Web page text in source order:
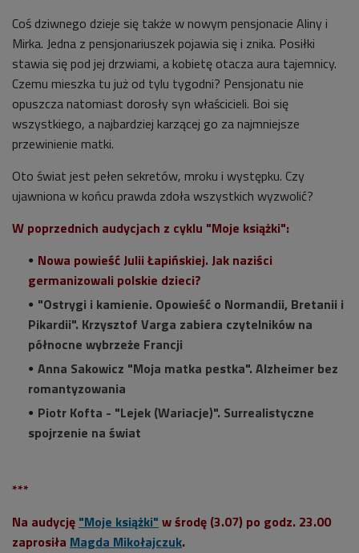
Coś dziwnego dzieje się także w nowym pensjonacie Aliny i
Mirka. Jedna z pensjonariuszek pojawia się i znika. Posiłki
stawia się pod jej drzwiami, a kobietę otacza aura tajemnicy.
Czemu mieszka tu już od tylu tygodni? Pensjonatu nie
opuszcza natomiast dorosły syn właścicieli. Boi się
wszystkiego, a najbardziej karzącej go za najmniejsze
przewinienie matki.
Oto świat jest pełen sekretów, mroku i występku. Czy
ujawniona w końcu prawda zdoła wszystkich wyzwolić?
W poprzednich audycjach z cyklu "Moje książki":
Nowa powieść Julii Łapińskiej. Jak naziści
germanizowali polskie dzieci?
"Ostrygi i kamienie. Opowieść o Normandii, Bretanii i
Pikardii". Krzysztof Varga zabiera czytelników na
północne wybrzeże Francji
Anna Sakowicz "Moja matka pestka". Alzheimer bez
romantyzowania
Piotr Kofta - "Lejek (Wariacje)". Surrealistyczne
spojrzenie na świat
***
Na audycję "Moje książki" w środę (3.07) po godz. 23.00
zaprosiła Magda Mikołajczuk.